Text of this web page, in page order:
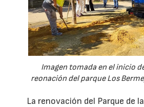
Imagen tomada en el inicio
reonación del parque Los
La renovación del Parque de